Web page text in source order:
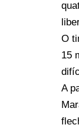
O
15
A